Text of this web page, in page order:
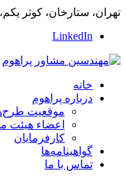
تهران، ستارخان، کوثر یکم،
LinkedIn
خانه
درباره پراهوم
موقعیت
اعضاء هیئت
کارفرمایان
گواهینامه‌ها
تماس با ما